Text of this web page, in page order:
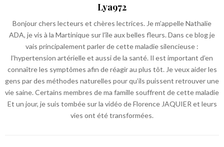
Lya972
Bonjour chers lecteurs et chères lectrices. Je m’appelle Nathalie
ADA, je vis à la Martinique sur l’île aux belles fleurs. Dans ce blog je
vais principalement parler de cette maladie silencieuse :
l’hypertension artérielle et aussi de la santé. Il est important d’en
connaître les symptômes afin de réagir au plus tôt. Je veux aider les
gens par des méthodes naturelles pour qu’ils puissent retrouver une
vie saine. Certains membres de ma famille souffrent de cette maladie
Et un jour, je suis tombée sur la vidéo de Florence JAQUIER et leurs
vies ont été transformées.